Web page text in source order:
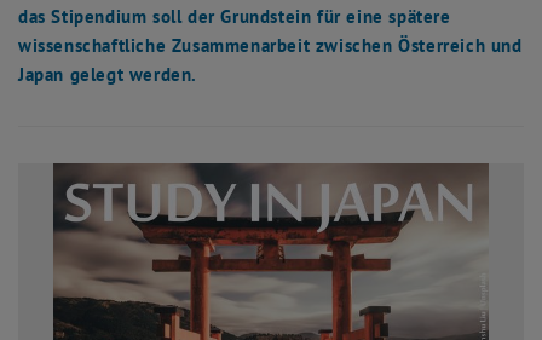
das Stipendium soll der Grundstein für eine spätere
wissenschaftliche Zusammenarbeit zwischen Österreich und
Japan gelegt werden.